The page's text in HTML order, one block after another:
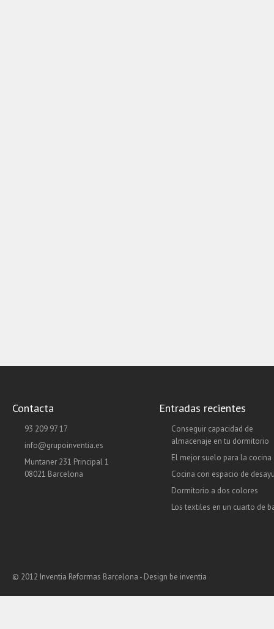
Contacta
93 209 97 17
info@grupoinventia.es
Muntaner 231 Principal 1
08021 Barcelona
Entradas recientes
Conseguir capacidad de
almacenaje en tu dormitorio
El mejor suelo para la cocina
Cocina con espacio de
Dormitorio a dos colores
Los textiles en un cuarto de
© 2012 Inventia Reformas Barcelona - Design be inventia